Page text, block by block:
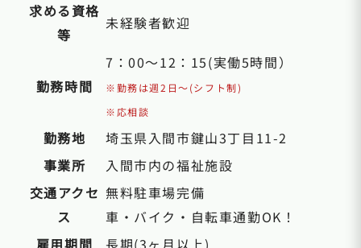
求める資格
等
未経験者歓迎
勤務時間
7：00～12：15(実働5時間）
※勤務は週2日～(シフト制)
※応相談
勤務地
埼玉県入間市鍵山3丁目11-2
事業所
入間市内の福祉施設
交通アクセ
ス
無料駐車場完備
車・バイク・自転車通勤OK！
雇用期間
長期(3ヶ月以上)